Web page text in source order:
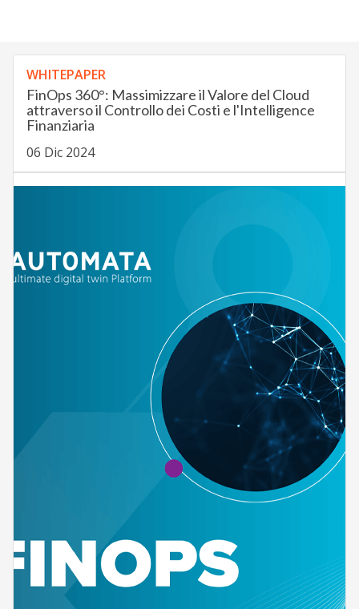
WHITEPAPER
FinOps 360°: Massimizzare il Valore del Cloud
attraverso il Controllo dei Costi e l'Intelligence
Finanziaria
06 Dic 2024